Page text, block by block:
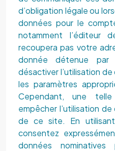
d’obligation légale ou
données pour le
notamment l’éditeur
recoupera pas votre
donnée détenue par
désactiver l’utilisation
les paramètres
Cependant, une telle
empêcher l’utilisation
de ce site. En
consentez
données